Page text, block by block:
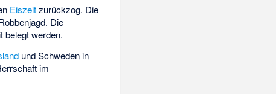
Eiszeitzurückzog. Die
Die
belegt werden.
und Schweden in
im